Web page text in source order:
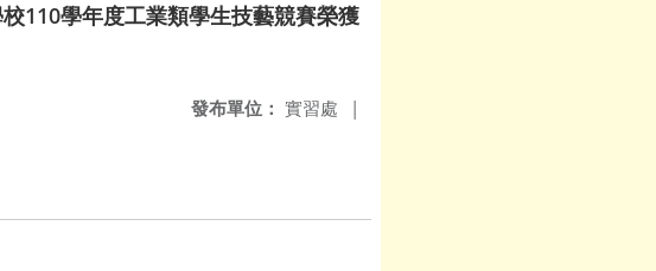
110學年度工業類學生技藝競賽榮獲
發布單位： 實習處 |